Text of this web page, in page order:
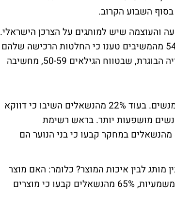
שיש למותגים על הצרכן הישראלי.
מדובר בעלייה חדה לעומת המחקר מהשנה שעברה, אז 54% מהמשיבים טענו כי החלטות הרכישה שלהם
מושפעות ממותגים. הסקר חושף עוד, כי דווקא האוכלוסייה הבוגרת, שבטווח הגילאים 50-59, מחשיבה
נתון מעניין נוסף מראה שגברים מושפעים ממותגים יותר מנשים. בעוד 22% מהנשאלים השיבו כי דווקא
ממותגים, 20% השיבו כי הנשים מוּשפעות יותר. בראש רשימת
המוּשפעים, צועדים - כמו בשנה שעברה - בני הנוער. 32% מהנשאלים במחקר קבעו כי בני הנוער הם
לבין איכות המוצר? כלומר: האם מוצר
ממותג הוא בהכרח גם טוב יותר. גם כאן התשובות היו חד משמעיות, 65% מהנשאלים קבעו כי מוצרים